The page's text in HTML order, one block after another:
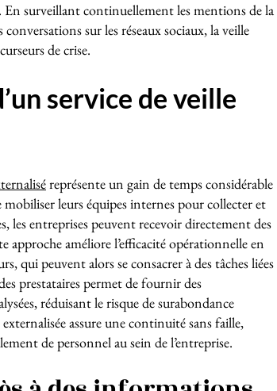
surveillant continuellement les mentions de la
conversations sur les réseaux sociaux, la veille
de crise.
service de veille
représente un gain de temps considérable
leurs équipes internes pour collecter et
les entreprises peuvent recevoir directement des
approche améliore l’efficacité opérationnelle en
qui peuvent alors se consacrer à des tâches liées
prestataires permet de fournir des
réduisant le risque de surabondance
assure une continuité sans faille,
de personnel au sein de l’entreprise.